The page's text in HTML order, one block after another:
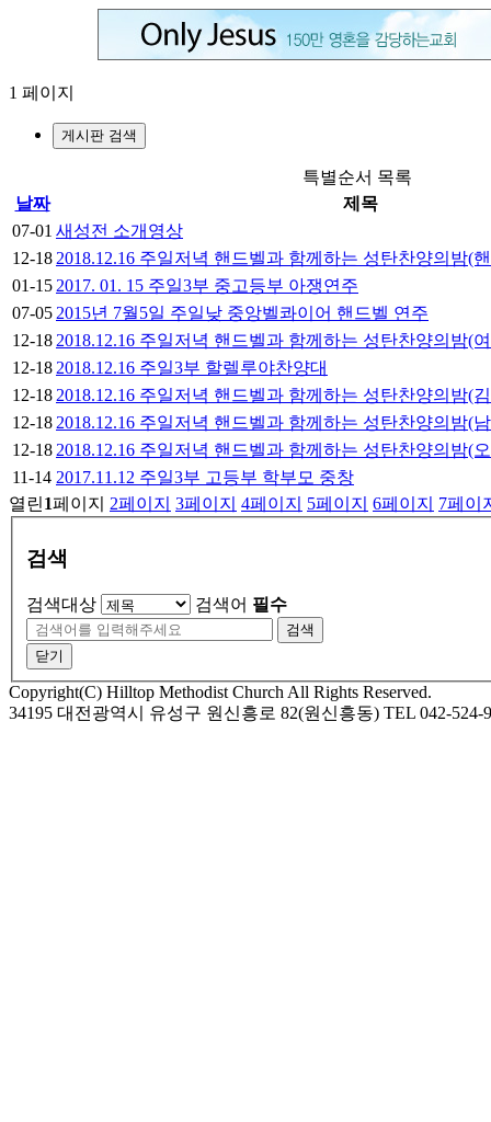
1 페이지
게시판 검색
특별순서 목록
날짜
제목
07-01 새성전 소개영상
12-18 2018.12.16 주일저녁 핸드벨과 함께하는 성탄찬양의밤(
01-15 2017. 01. 15 주일3부 중고등부 아쟁연주
07-05 2015년 7월5일 주일낮 중앙벨콰이어 핸드벨 연주
12-18 2018.12.16 주일저녁 핸드벨과 함께하는 성탄찬양의밤(
12-18 2018.12.16 주일3부 할렐루야찬양대
12-18 2018.12.16 주일저녁 핸드벨과 함께하는 성탄찬양의밤(
12-18 2018.12.16 주일저녁 핸드벨과 함께하는 성탄찬양의밤(
12-18 2018.12.16 주일저녁 핸드벨과 함께하는 성탄찬양의밤(
11-14 2017.11.12 주일3부 고등부 학부모 중창
열린1페이지 2페이지 3페이지 4페이지 5페이지 6페이지 7페이
검색
검색대상 검색어 필수
검색
닫기
Copyright(C) Hilltop Methodist Church All Rights Reserved.
34195 대전광역시 유성구 원신흥로 82(원신흥동) TEL 042-524-